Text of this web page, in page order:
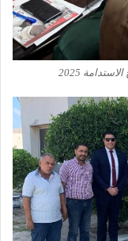
2025